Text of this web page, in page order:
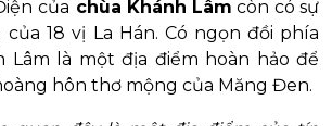
của chùa Khánh Lâm còn có sự
18 vị La Hán. Có ngọn đồi phía
Lâm là một địa điểm hoàn hảo để
hôn thơ mộng của Măng Đen.